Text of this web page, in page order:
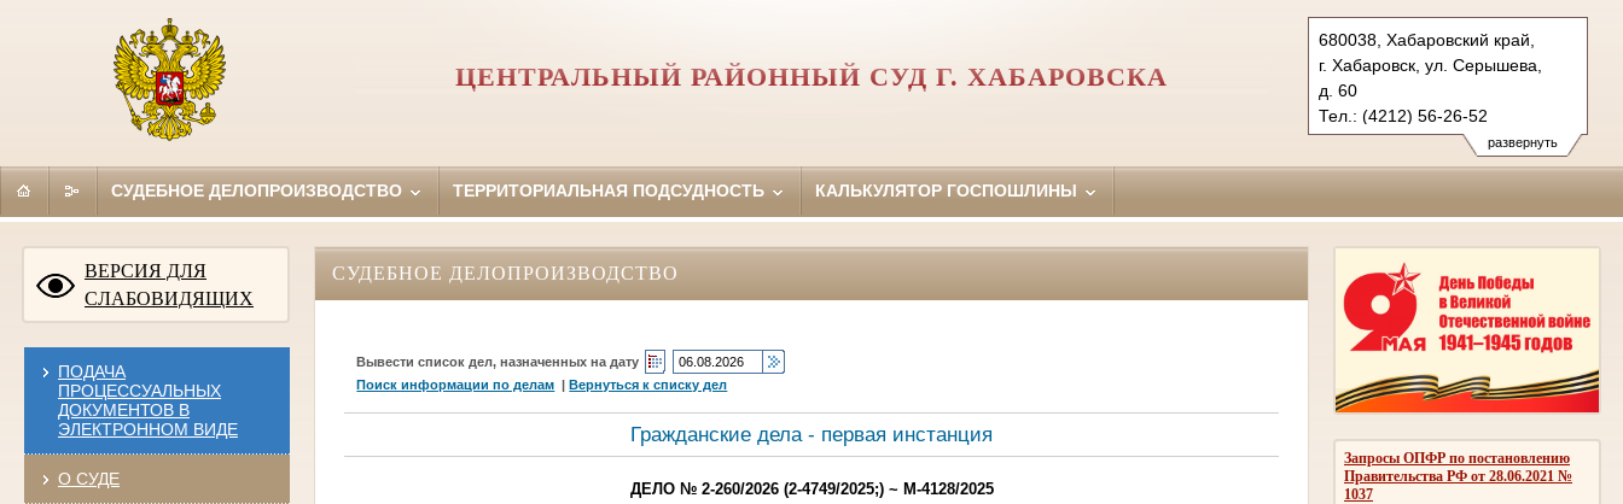
развернуть
680038, Хабаровский край,
г. Хабаровск, ул. Серышева,
д. 60
Тел.: (4212) 56-26-52
centralnyr.hbr@sudrf.ru
ЦЕНТРАЛЬНЫЙ РАЙОННЫЙ СУД Г. ХАБАРОВСКА
СУДЕБНОЕ ДЕЛОПРОИЗВОДСТВО ТЕРРИТОРИАЛЬНАЯ ПОДСУДНОСТЬ КАЛЬКУЛЯТОР ГОСПОШЛИНЫ
ВЕРСИЯ ДЛЯ
СЛАБОВИДЯЩИХ
ПОДАЧА
ПРОЦЕССУАЛЬНЫХ
ДОКУМЕНТОВ В
ЭЛЕКТРОННОМ ВИДЕ
О СУДЕ
Запросы ОПФР по постановлению
Правительства РФ от 28.06.2021 №
1037
СУДЕБНОЕ ДЕЛОПРОИЗВОДСТВО
Вывести список дел, назначенных на дату
Поиск информации по делам |Вернуться к списку дел
Гражданские дела - первая инстанция
ДЕЛО № 2-260/2026 (2-4749/2025;) ~ М-4128/2025